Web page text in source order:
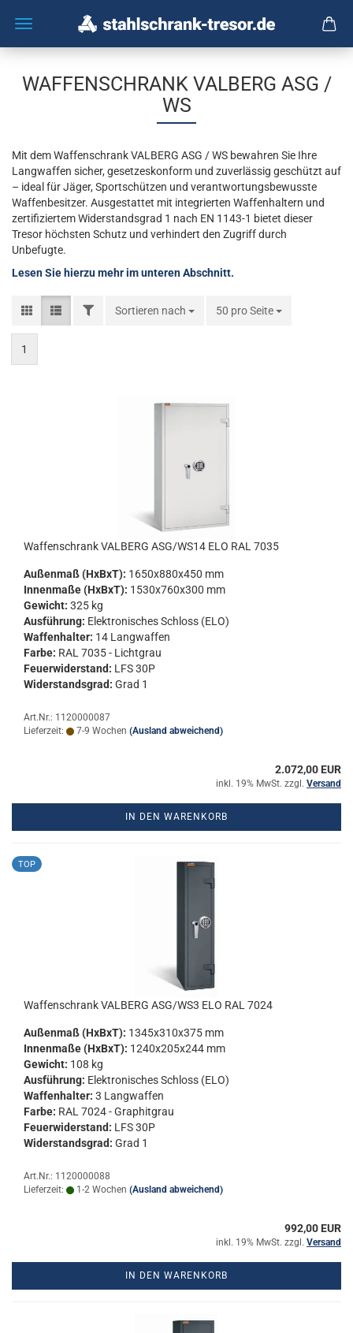
WAFFENSCHRANK VALBERG ASG /
WS
Mit dem Waffenschrank VALBERG ASG / WS bewahren Sie Ihre
Langwaffen sicher, gesetzeskonform und zuverlässig geschützt auf
– ideal für Jäger, Sportschützen und verantwortungsbewusste
Waffenbesitzer. Ausgestattet mit integrierten Waffenhaltern und
zertifiziertem Widerstandsgrad 1 nach EN 1143-1 bietet dieser
Tresor höchsten Schutz und verhindert den Zugriff durch
Unbefugte.
Lesen Sie hierzu mehr im unteren Abschnitt.
FILTERSortieren nach
Sortieren nach 50 pro Seite
pro Seite
1
Waf­fen­schrank VAL­BERG ASG/WS14 ELO RAL 7035
Au­ßen­maß (HxBxT): 1650x880x450 mm
In­nen­ma­ße (HxBxT): 1530x760x300 mm
Ge­wicht: 325 kg
Aus­füh­rung: Elek­tro­ni­sches Schloss (ELO)
Waf­fen­hal­ter: 14 Lang­waf­fen
Farbe: RAL 7035 - Licht­grau
Feu­er­wi­der­stand: LFS 30P
Wi­der­stands­grad: Grad 1
Art.Nr.: 1120000087
Lieferzeit:
7-9 Wochen (Ausland abweichend)
2.072,00 EUR
inkl. 19% MwSt. zzgl. Versand
IN DEN WARENKORB
TOP
Waf­fen­schrank VAL­BERG ASG/WS3 ELO RAL 7024
Au­ßen­maß (HxBxT): 1345x310x375 mm
In­nen­ma­ße (HxBxT): 1240x205x244 mm
Ge­wicht: 108 kg
Aus­füh­rung: Elek­tro­ni­sches Schloss (ELO)
Waf­fen­hal­ter: 3 Lang­waf­fen
Farbe: RAL 7024 - Gra­phit­grau
Feu­er­wi­der­stand: LFS 30P
Wi­der­stands­grad: Grad 1
Art.Nr.: 1120000088
Lieferzeit:
1-2 Wochen (Ausland abweichend)
992,00 EUR
inkl. 19% MwSt. zzgl. Versand
IN DEN WARENKORB